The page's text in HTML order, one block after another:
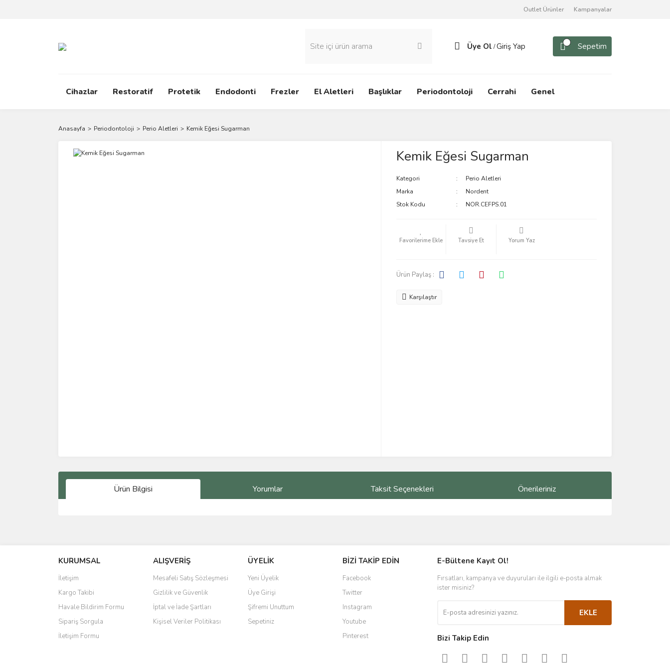
Outlet Ürünler Kampanyalar
Üye Ol /Giriş Yap Sepetim
Cihazlar Restoratif Protetik Endodonti Frezler El Aletleri Başlıklar Periodontoloji Cerrahi Genel
Anasayfa Periodontoloji Perio Aletleri Kemik Eğesi Sugarman
Kemik Eğesi Sugarman
Kategori
Perio Aletleri
Marka
Nordent
Stok Kodu
NOR.CEFPS.01
Tavsiye Et Yorum Yaz
Ürün Paylaş :
Karşılaştır
Ürün Bilgisi Yorumlar Taksit Seçenekleri Önerileriniz
Ürün resmi kalitesiz, bozuk veya görüntülenemiyor.
Ürün açıklamasında eksik bilgiler bulunuyor.
Ürün bilgilerinde hatalar bulunuyor.
Ürün fiyatı diğer sitelerden daha pahalı.
Bu ürüne benzer farklı alternatifler olmalı.
KURUMSAL
İletişim
Kargo Takibi
Havale Bildirim Formu
Sipariş Sorgula
İletişim Formu
ALIŞVERİŞ
Mesafeli Satış Sözleşmesi
Gizlilik ve Güvenlik
İptal ve İade Şartları
Kişisel Veriler Politikası
ÜYELİK
Yeni Üyelik
Üye Girişi
Şifremi Unuttum
Sepetiniz
BİZİ TAKİP EDİN
Facebook
Twitter
Instagram
Youtube
Pinterest
E-Bültene Kayıt Ol!
Fırsatları, kampanya ve duyuruları ile ilgili e-posta almak
ister misiniz?
EKLE
Bizi Takip Edin